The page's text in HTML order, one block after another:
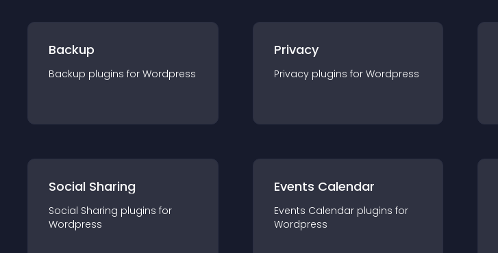
Backup
Backup plugins for Wordpress
Privacy
Privacy plugins for Wordpress
Social Sharing
Social Sharing plugins for
Wordpress
Events Calendar
Events Calendar plugins for
Wordpress